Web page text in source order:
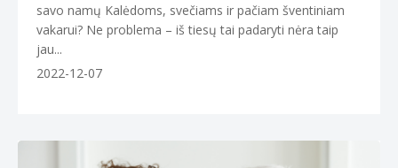
savo namų Kalėdoms, svečiams ir pačiam šventiniam
vakarui? Ne problema – iš tiesų tai padaryti nėra taip
jau...
2022-12-07